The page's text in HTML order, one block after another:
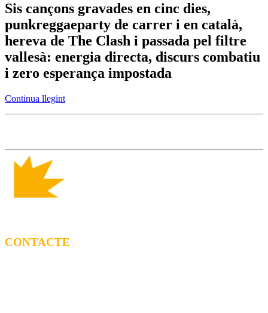
Sis cançons gravades en cinc dies,
punkreggaeparty de carrer i en català,
hereva de The Clash i passada pel filtre
vallesà: energia directa, discurs combatiu
i zero esperança impostada
Continua llegint
CONTACTE